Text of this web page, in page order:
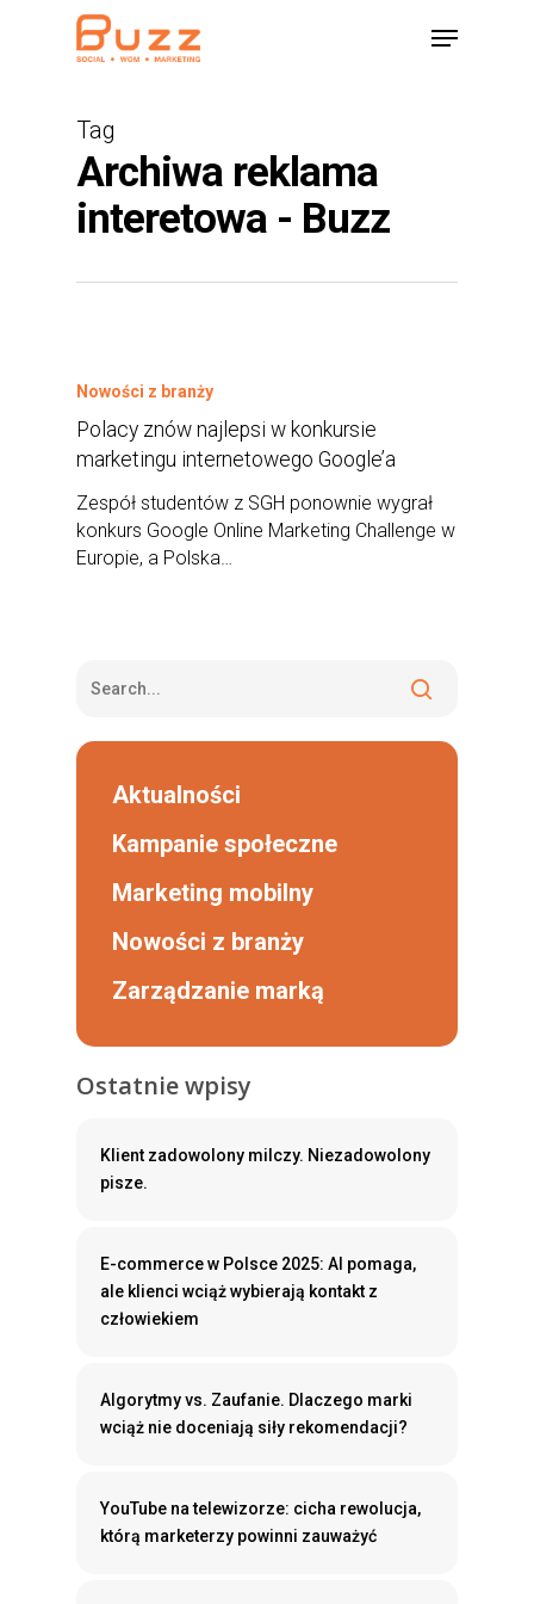
Menu
Tag
Archiwa reklama
interetowa - Buzz
Nowości z branży
Polacy znów najlepsi w konkursie
marketingu internetowego Google’a
Zespół studentów z SGH ponownie wygrał
konkurs Google Online Marketing Challenge w
Europie, a Polska…
Aktualności
Kampanie społeczne
Marketing mobilny
Nowości z branży
Zarządzanie marką
Ostatnie wpisy
Klient zadowolony milczy. Niezadowolony
pisze.
E-commerce w Polsce 2025: AI pomaga,
ale klienci wciąż wybierają kontakt z
człowiekiem
Algorytmy vs. Zaufanie. Dlaczego marki
wciąż nie doceniają siły rekomendacji?
YouTube na telewizorze: cicha rewolucja,
którą marketerzy powinni zauważyć